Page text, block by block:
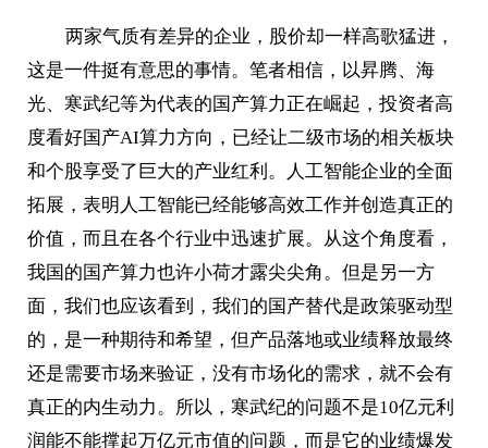
两家气质有差异的企业，股价却一样高歌猛进，
这是一件挺有意思的事情。笔者相信，以昇腾、海
光、寒武纪等为代表的国产算力正在崛起，投资者高
度看好国产AI算力方向，已经让二级市场的相关板块
和个股享受了巨大的产业红利。人工智能企业的全面
拓展，表明人工智能已经能够高效工作并创造真正的
价值，而且在各个行业中迅速扩展。从这个角度看，
我国的国产算力也许小荷才露尖尖角。但是另一方
面，我们也应该看到，我们的国产替代是政策驱动型
的，是一种期待和希望，但产品落地或业绩释放最终
还是需要市场来验证，没有市场化的需求，就不会有
真正的内生动力。所以，寒武纪的问题不是10亿元利
润能不能撑起万亿元市值的问题，而是它的业绩爆发